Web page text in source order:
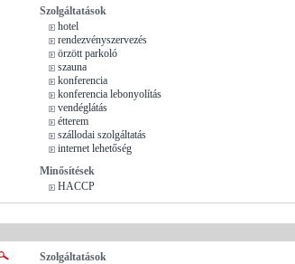
Szolgáltatások
hotel
rendezvényszervezés
örzött parkoló
szauna
konferencia
konferencia lebonyolítás
vendéglátás
étterem
szállodai szolgáltatás
internet lehetőség
Minősítések
HACCP
Szolgáltatások